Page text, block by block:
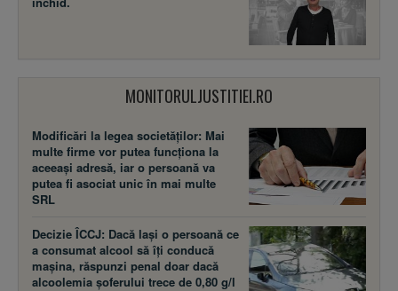
MONITORULJUSTITIEI.RO
Modificări la legea societăţilor: Mai
multe firme vor putea funcţiona la
aceeaşi adresă, iar o persoană va
putea fi asociat unic în mai multe
SRL
Decizie ÎCCJ: Dacă laşi o persoană ce
a consumat alcool să îţi conducă
maşina, răspunzi penal doar dacă
alcoolemia şoferului trece de 0,80 g/l